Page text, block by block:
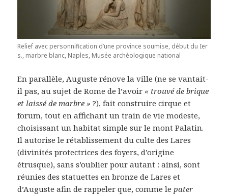
Relief avec personnification d’une province soumise, début du Ier
s., marbre blanc, Naples, Musée archéologique national
En parallèle, Auguste rénove la ville (ne se vantait-
il pas, au sujet de Rome de l’avoir « trouvé de brique
et laissé de marbre » ?), fait construire cirque et
forum, tout en affichant un train de vie modeste,
choisissant un habitat simple sur le mont Palatin.
Il autorise le rétablissement du culte des Lares
(divinités protectrices des foyers, d’origine
étrusque), sans s’oublier pour autant : ainsi, sont
réunies des statuettes en bronze de Lares et
d’Auguste afin de rappeler que, comme lepater